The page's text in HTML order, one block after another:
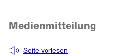
Seite vorlesen
Medienmitteilung